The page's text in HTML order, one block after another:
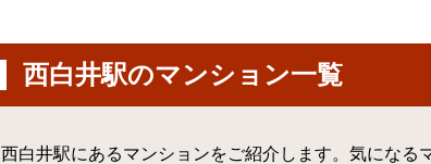
西白井駅のマンション一覧
西白井駅にあるマンションをご紹介します。気になる